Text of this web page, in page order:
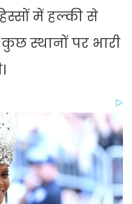
में हल्की से
स्थानों पर भारी